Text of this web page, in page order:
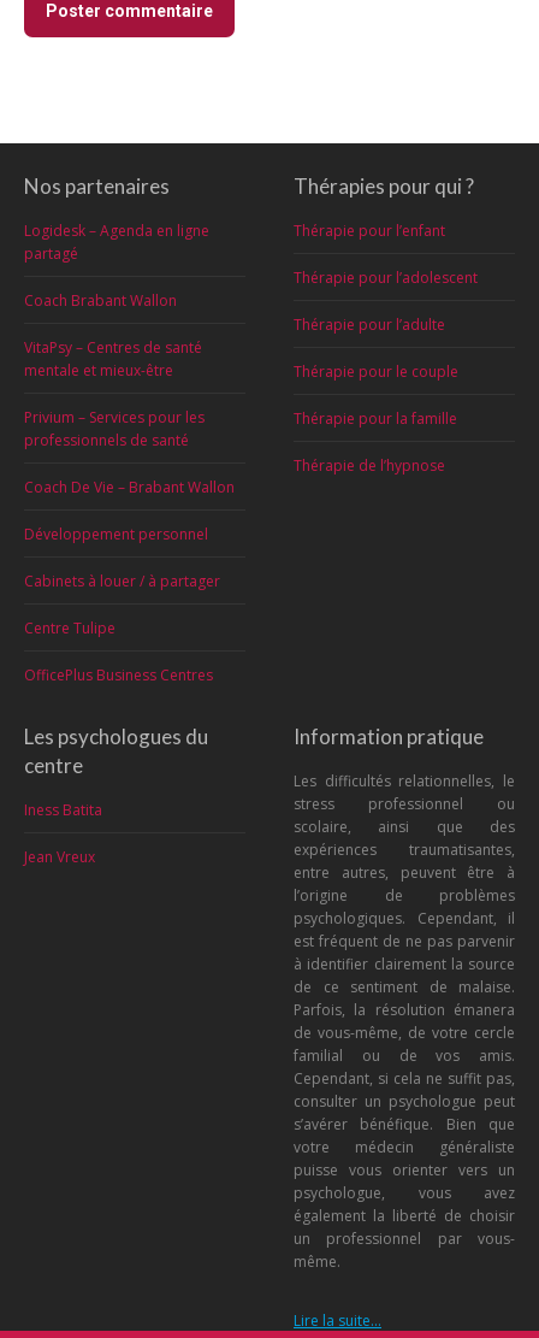
Poster commentaire
Nos partenaires
Logidesk – Agenda en ligne
partagé
Coach Brabant Wallon
VitaPsy – Centres de santé
mentale et mieux-être
Privium – Services pour les
professionnels de santé
Coach De Vie – Brabant Wallon
Développement personnel
Cabinets à louer / à partager
Centre Tulipe
OfficePlus Business Centres
Thérapies pour qui ?
Thérapie pour l’enfant
Thérapie pour l’adolescent
Thérapie pour l’adulte
Thérapie pour le couple
Thérapie pour la famille
Thérapie de l’hypnose
Les psychologues du
centre
Iness Batita
Jean Vreux
Information pratique
Les difficultés relationnelles, le
stress professionnel ou
scolaire, ainsi que des
expériences traumatisantes,
entre autres, peuvent être à
l’origine de problèmes
psychologiques. Cependant, il
est fréquent de ne pas parvenir
à identifier clairement la source
de ce sentiment de malaise.
Parfois, la résolution émanera
de vous-même, de votre cercle
familial ou de vos amis.
Cependant, si cela ne suffit pas,
consulter un psychologue peut
s’avérer bénéfique. Bien que
votre médecin généraliste
puisse vous orienter vers un
psychologue, vous avez
également la liberté de choisir
un professionnel par vous-
même.
Lire la suite…